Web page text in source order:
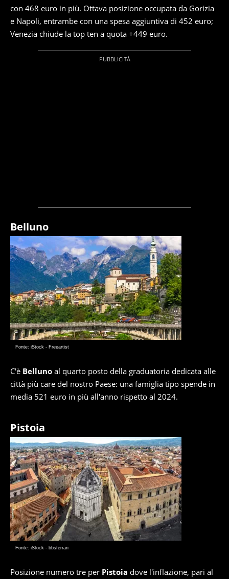
con 468 euro in più. Ottava posizione occupata da Gorizia
e Napoli, entrambe con una spesa aggiuntiva di 452 euro;
Venezia chiude la top ten a quota +449 euro.
Belluno
Fonte: iStock - Freeartist
C'è Belluno al quarto posto della graduatoria dedicata alle
città più care del nostro Paese: una famiglia tipo spende in
media 521 euro in più all'anno rispetto al 2024.
Pistoia
Fonte: iStock - bbsferrari
Posizione numero tre per Pistoia dove l'inflazione, pari al